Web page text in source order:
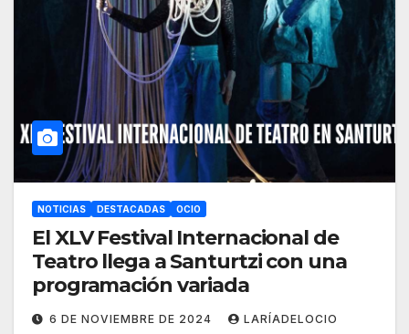
NOTICIAS DESTACADAS OCIO
El XLV Festival Internacional de
Teatro llega a Santurtzi con una
programación variada
6 DE NOVIEMBRE DE 2024 LARÍADELOCIO